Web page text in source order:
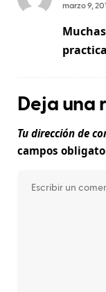
marzo 9,
Deja una
Tu dirección de
campos